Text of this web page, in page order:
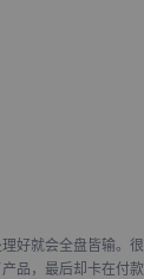
好就会全盘皆输。很
品，最后却卡在付款